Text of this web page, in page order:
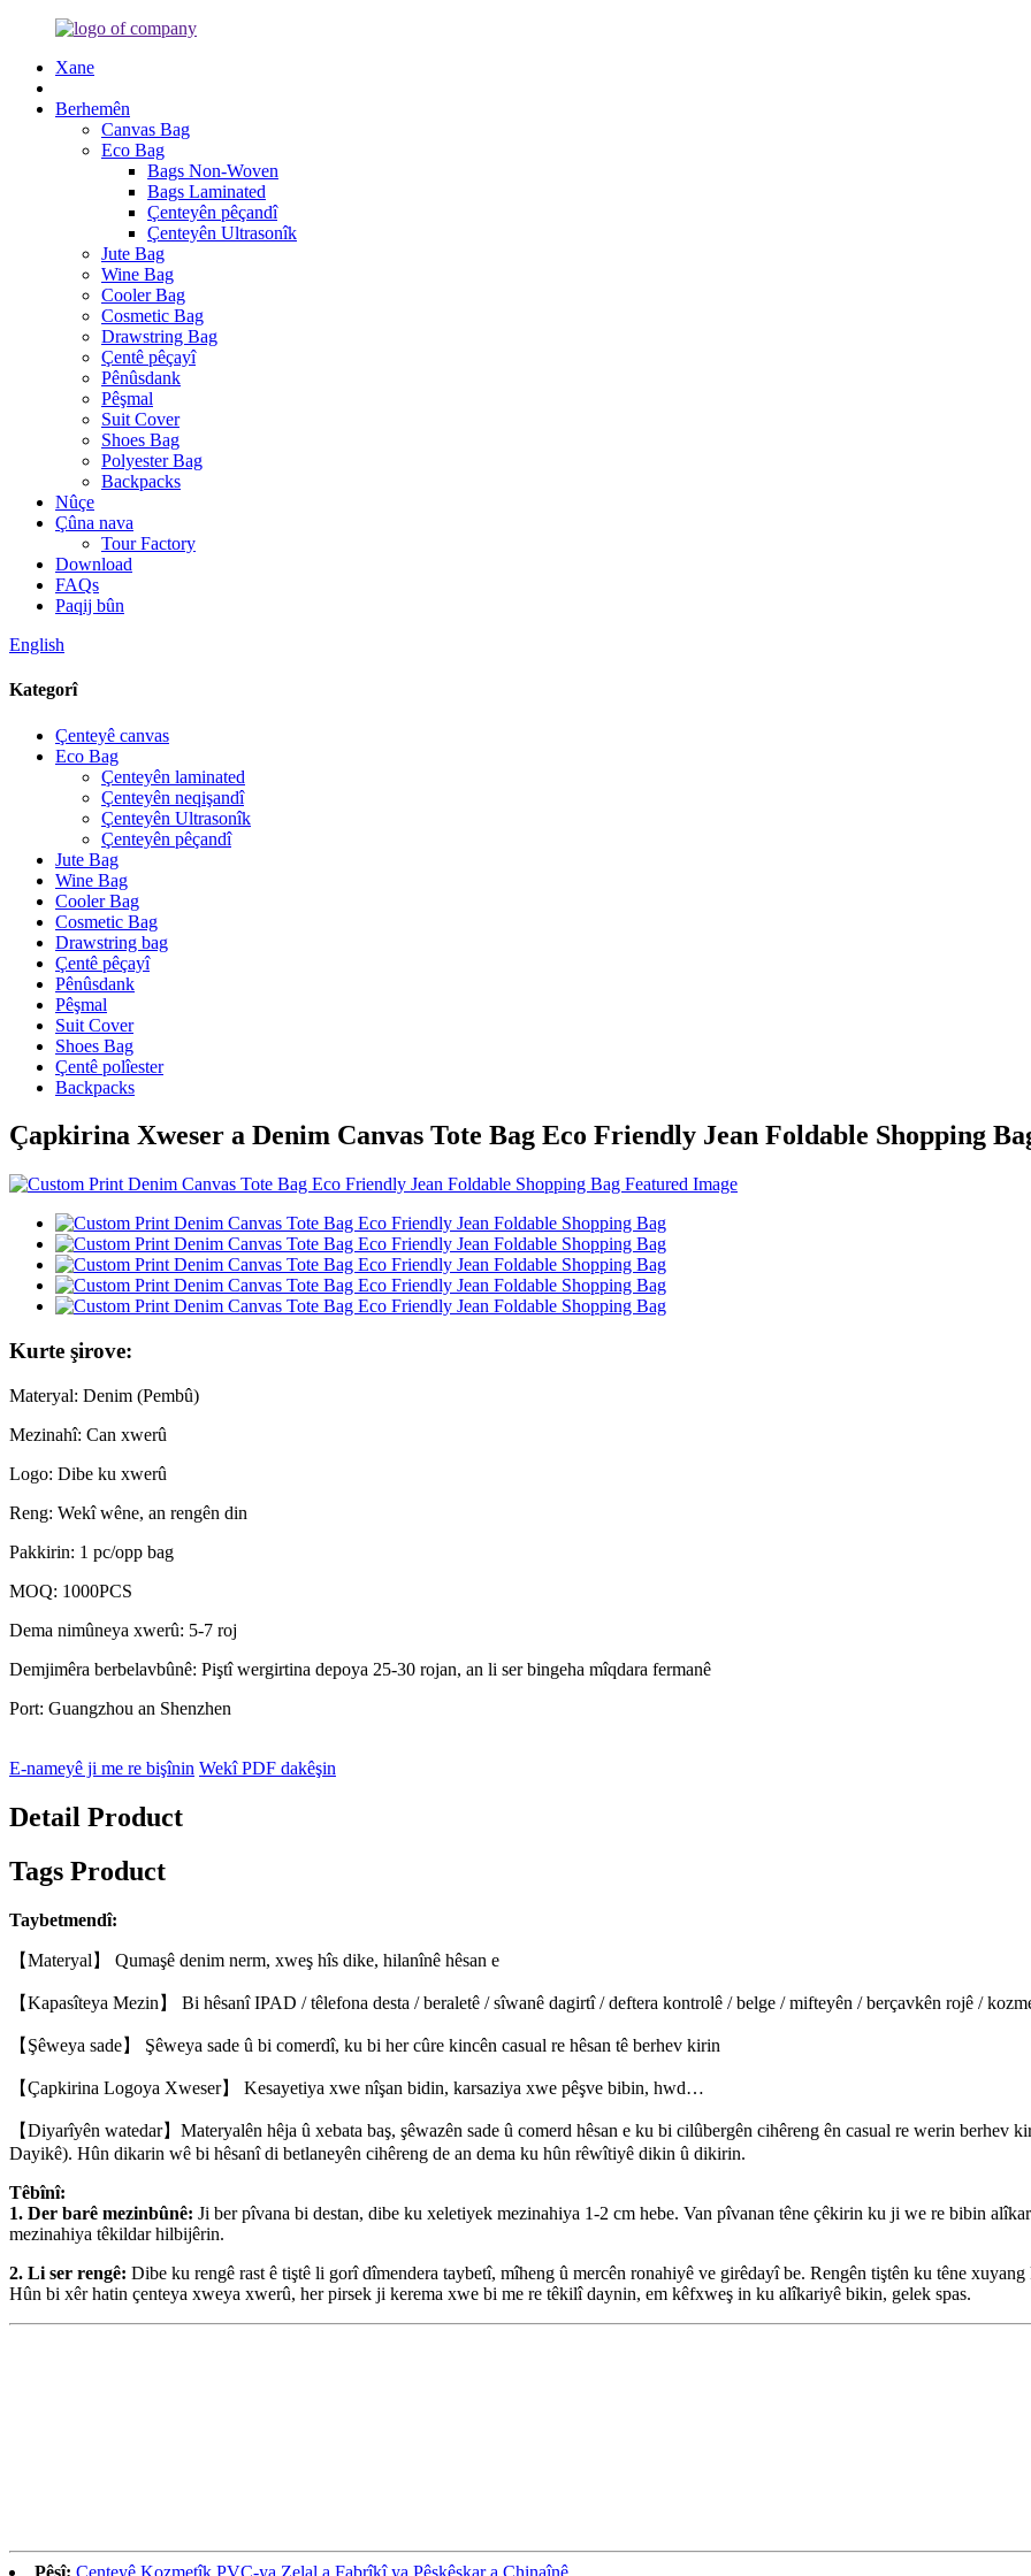
Xane
Berhemên
Canvas Bag
Eco Bag
Bags Non-Woven
Bags Laminated
Çenteyên pêçandî
Çenteyên Ultrasonîk
Jute Bag
Wine Bag
Cooler Bag
Cosmetic Bag
Drawstring Bag
Çentê pêçayî
Pênûsdank
Pêşmal
Suit Cover
Shoes Bag
Polyester Bag
Backpacks
Nûçe
Çûna nava
Tour Factory
Download
FAQs
Paqij bûn
English
Kategorî
Çenteyê canvas
Eco Bag
Çenteyên laminated
Çenteyên neqişandî
Çenteyên Ultrasonîk
Çenteyên pêçandî
Jute Bag
Wine Bag
Cooler Bag
Cosmetic Bag
Drawstring bag
Çentê pêçayî
Pênûsdank
Pêşmal
Suit Cover
Shoes Bag
Çentê polîester
Backpacks
Çapkirina Xweser a Denim Canvas Tote Bag Eco Friendly Jean Foldable Shopping
Kurte şirove:
Materyal: Denim (Pembû)
Mezinahî: Can xwerû
Logo: Dibe ku xwerû
Reng: Wekî wêne, an rengên din
Pakkirin: 1 pc/opp bag
MOQ: 1000PCS
Dema nimûneya xwerû: 5-7 roj
Demjimêra berbelavbûnê: Piştî wergirtina depoya 25-30 rojan, an li ser bingeha mîqdara fermanê
Port: Guangzhou an Shenzhen
E-nameyê ji me re bişînin Wekî PDF dakêşin
Detail Product
Tags Product
Taybetmendî:
【Materyal】 Qumaşê denim nerm, xweş hîs dike, hilanînê hêsan e
【Kapasîteya Mezin】 Bi hêsanî IPAD / têlefona desta / beraletê / sîwanê dagirtî / deftera kontrolê / belge / mifteyên / berçavkên rojê /
【Şêweya sade】 Şêweya sade û bi comerdî, ku bi her cûre kincên casual re hêsan tê berhev kirin
【Çapkirina Logoya Xweser】 Kesayetiya xwe nîşan bidin, karsaziya xwe pêşve bibin, hwd…
【Diyarîyên watedar】Materyalên hêja û xebata baş, şêwazên sade û comerd hêsan e ku bi cilûbergên cihêreng ên casual re werin
Dayikê). Hûn dikarin wê bi hêsanî di betlaneyên cihêreng de an dema ku hûn rêwîtiyê dikin û dikirin.
Têbînî:
1. Der barê mezinbûnê: Ji ber pîvana bi destan, dibe ku xeletiyek mezinahiya 1-2 cm hebe. Van pîvanan têne çêkirin ku ji we re bibin
mezinahiya têkildar hilbijêrin.
2. Li ser rengê: Dibe ku rengê rast ê tiştê li gorî dîmendera taybetî, mîheng û mercên ronahiyê ve girêdayî be. Rengên tiştên ku têne
Hûn bi xêr hatin çenteya xweya xwerû, her pirsek ji kerema xwe bi me re têkilî daynin, em kêfxweş in ku alîkariyê bikin, gelek spas.
Pêşî: Çenteyê Kozmetîk PVC-ya Zelal a Fabrîkî ya Pêşkêşkar a Chinaînê